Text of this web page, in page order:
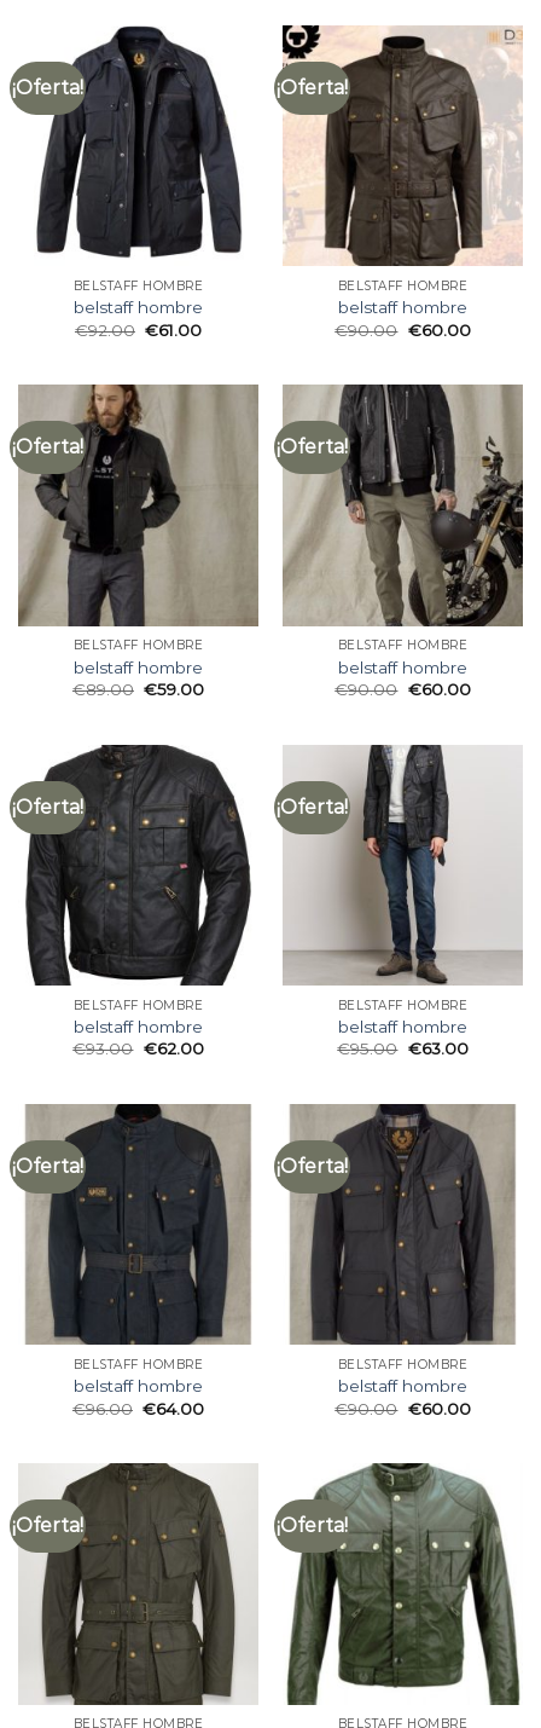
¡Oferta!
BELSTAFF HOMBRE
belstaff hombre
€92.00 €61.00
¡Oferta!
BELSTAFF HOMBRE
belstaff hombre
€90.00 €60.00
¡Oferta!
BELSTAFF HOMBRE
belstaff hombre
€89.00 €59.00
¡Oferta!
BELSTAFF HOMBRE
belstaff hombre
€90.00 €60.00
¡Oferta!
BELSTAFF HOMBRE
belstaff hombre
€93.00 €62.00
¡Oferta!
BELSTAFF HOMBRE
belstaff hombre
€95.00 €63.00
¡Oferta!
BELSTAFF HOMBRE
belstaff hombre
€96.00 €64.00
¡Oferta!
BELSTAFF HOMBRE
belstaff hombre
€90.00 €60.00
¡Oferta!
BELSTAFF HOMBRE
¡Oferta!
BELSTAFF HOMBRE